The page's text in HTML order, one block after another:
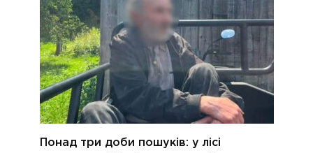
Понад три доби пошуків: у лісі